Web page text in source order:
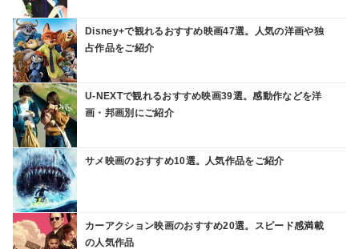
Disney+で観れるおすすめ映画47選。人気の洋画や独
占作品をご紹介
U-NEXTで観れるおすすめ映画39選。感動作などを洋
画・邦画別にご紹介
サメ映画のおすすめ10選。人気作品をご紹介
カーアクション映画のおすすめ20選。スピード感満載
の人気作品